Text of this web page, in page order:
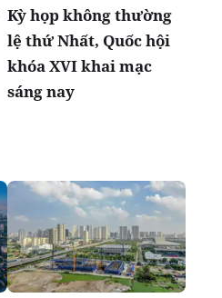
Kỳ họp không thường
lệ thứ Nhất, Quốc hội
khóa XVI khai mạc
sáng nay